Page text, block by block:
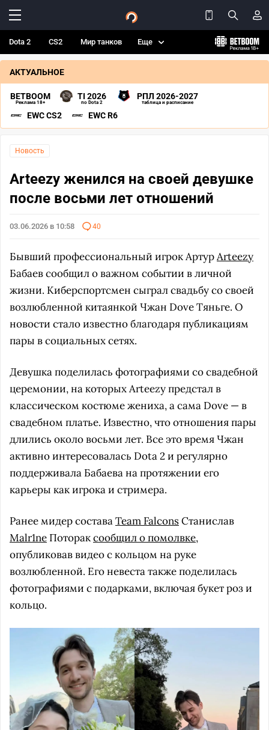
Dota 2 CS2 Мир танков Еще
АКТУАЛЬНОЕ
BETBOOM
Реклама 18+
TI 2026
по Dota 2
РПЛ 2026-2027
таблица и расписание
EWC CS2 EWC R6
Новость
Arteezy женился на своей девушке
после восьми лет отношений
03.06.2026 в 10:58 40
Бывший профессиональный игрок АртурArteezy
Бабаев сообщил о важном событии в личной
жизни. Киберспортсмен сыграл свадьбу со своей
возлюбленной китаянкой Чжан Dove Тяньге. О
новости стало известно благодаря публикациям
пары в социальных сетях.
Девушка поделилась фотографиями со свадебной
церемонии, на которых Arteezy предстал в
классическом костюме жениха, а сама Dove — в
свадебном платье. Известно, что отношения пары
длились около восьми лет. Все это время Чжан
активно интересовалась Dota 2 и регулярно
поддерживала Бабаева на протяжении его
карьеры как игрока и стримера.
Ранее мидер составаTeam FalconsСтанислав
Malr1ne Потораксообщил о помолвке,
опубликовав видео с кольцом на руке
возлюбленной. Его невеста также поделилась
фотографиями с подарками, включая букет роз и
кольцо.